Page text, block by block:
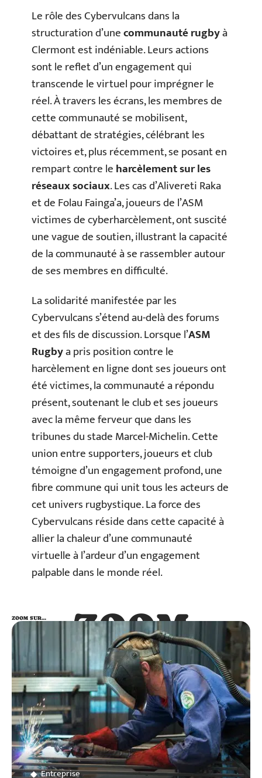
Le rôle des Cybervulcans dans la
structuration d’unecommunauté rugbyà
Clermont est indéniable. Leurs actions
sont le reflet d’un engagement qui
transcende le virtuel pour imprégner le
réel. À travers les écrans, les membres de
cette communauté se mobilisent,
débattant de stratégies, célébrant les
victoires et, plus récemment, se posant en
rempart contre leharcèlement sur les
réseaux sociaux. Les cas d’Alivereti Raka
et de Folau Fainga’a, joueurs de l’ASM
victimes de cyberharcèlement, ont suscité
une vague de soutien, illustrant la capacité
de la communauté à se rassembler autour
de ses membres en difficulté.
La solidarité manifestée par les
Cybervulcans s’étend au-delà des forums
et des fils de discussion. Lorsque l’ASM
Rugbya pris position contre le
harcèlement en ligne dont ses joueurs ont
été victimes, la communauté a répondu
présent, soutenant le club et ses joueurs
avec la même ferveur que dans les
tribunes du stade Marcel-Michelin. Cette
union entre supporters, joueurs et club
témoigne d’un engagement profond, une
fibre commune qui unit tous les acteurs de
cet univers rugbystique. La force des
Cybervulcans réside dans cette capacité à
allier la chaleur d’une communauté
virtuelle à l’ardeur d’un engagement
palpable dans le monde réel.
ZOOM
SUR…
ZOOM SUR…
Entreprise